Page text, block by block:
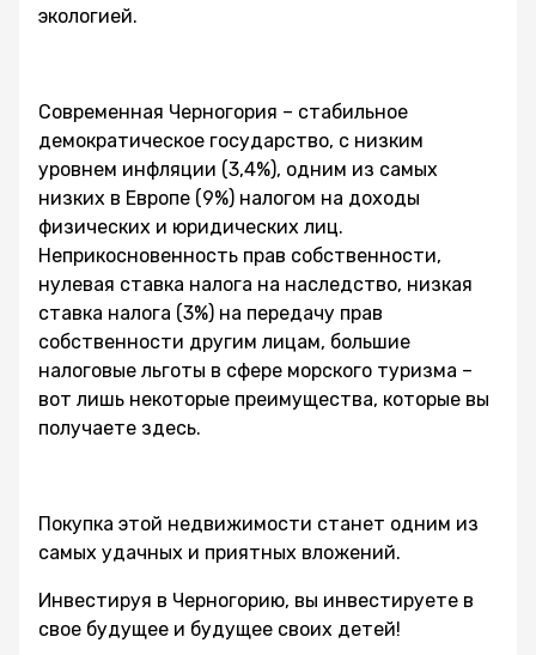
экологией.
Современная Черногория – стабильное
демократическое государство, с низким
уровнем инфляции (3,4%), одним из самых
низких в Европе (9%) налогом на доходы
физических и юридических лиц.
Неприкосновенность прав собственности,
нулевая ставка налога на наследство, низкая
ставка налога (3%) на передачу прав
собственности другим лицам, большие
налоговые льготы в сфере морского туризма –
вот лишь некоторые преимущества, которые вы
получаете здесь.
Покупка этой недвижимости станет одним из
самых удачных и приятных вложений.
Инвестируя в Черногорию, вы инвестируете в
свое будущее и будущее своих детей!